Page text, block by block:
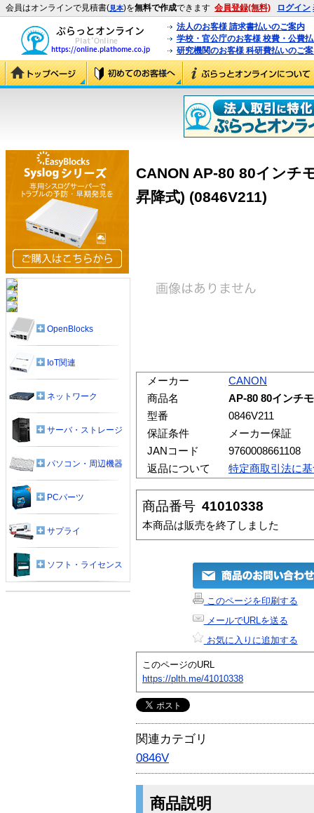
会員はオンラインで見積書(見本)を無料で作成できます 会員登録(無料) ログイン
法人のお客様 請求書払いのご案内
学校・官公庁のお客様 校費・公費
研究機関のお客様 科研費払いのご
CANON AP-80 80インチ
昇降式) (0846V211)
メーカー
CANON
商品名
AP-80 80インチ
型番
0846V211
保証条件
メーカー保証
JANコード
9760008661108
返品について
特定商取引法に
商品番号 41010338
本商品は販売を終了しました
このページを印刷する
メールでURLを送る
お気に入りに追加する
このページのURL
https://plth.me/41010338
関連カテゴリ
0846V
商品説明
OpenBlocks
IoT関連
ネットワーク
サーバ・ストレージ
パソコン・周辺機器
PCパーツ
サプライ
ソフト・ライセンス